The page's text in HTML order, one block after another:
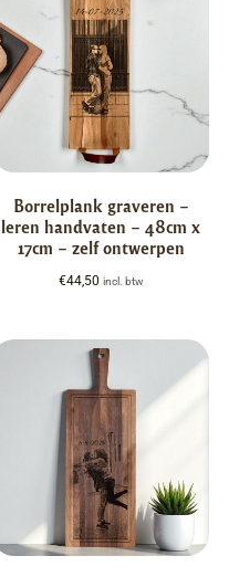
Borrelplank graveren –
leren handvaten – 48cm x
17cm – zelf ontwerpen
€44,50 incl. btw